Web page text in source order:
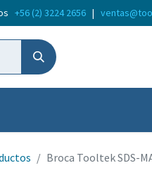
+56 (2) 3224 2656 |
Broca Tooltek SDS-